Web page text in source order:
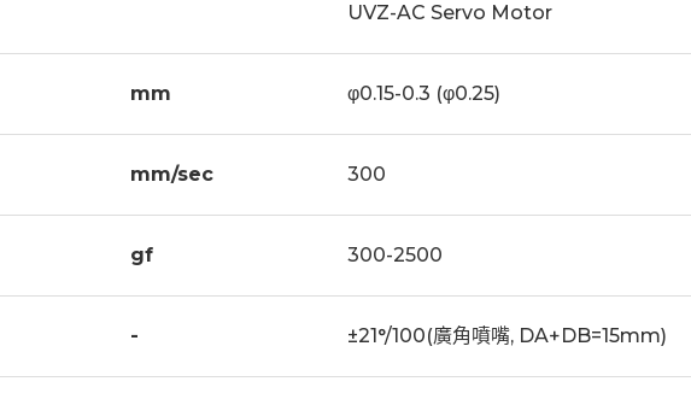
UVZ-AC Servo Motor
mm φ0.15-0.3 (φ0.25)
mm/sec 300
gf 300-2500
- ±21°/100(廣角噴嘴, DA+DB=15mm)